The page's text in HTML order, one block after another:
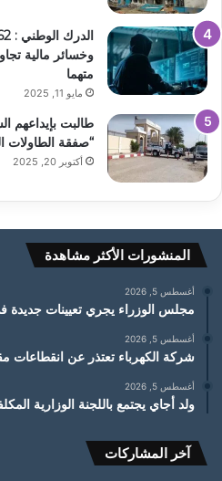
متهما
مايو 11, 2025
طالبت بإيداعهم
“صفقة الطاولات
أكتوبر 20, 2025
المنشورات الأكثر مشاهدة
أغسطس 5, 2026
مجلس الوزراء يجري تعيينات جديدة
أغسطس 5, 2026
شركة الكهرباء تعتذر عن انقطاعات
أغسطس 5, 2026
ولد أجاي يجتمع باللجنة الوزارية
آخر المشاركات